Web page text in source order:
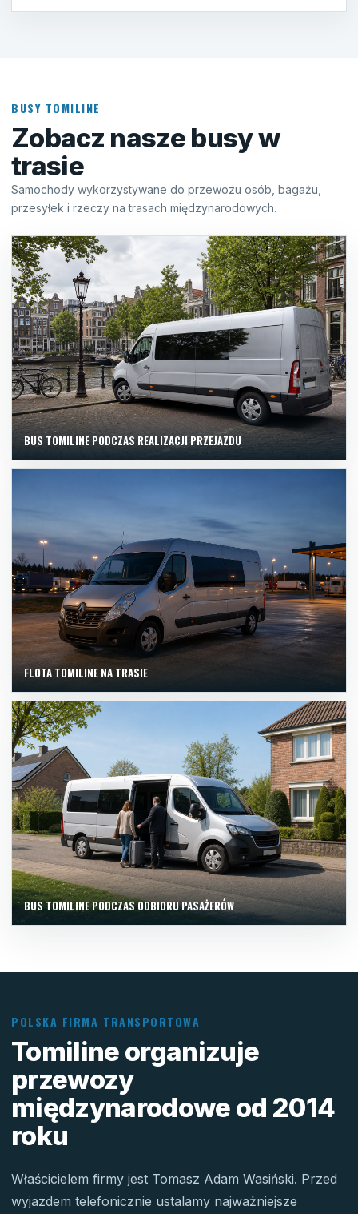
BUSY TOMILINE
Zobacz nasze busy w
trasie
Samochody wykorzystywane do przewozu osób, bagażu,
przesyłek i rzeczy na trasach międzynarodowych.
BUS TOMILINE PODCZAS REALIZACJI PRZEJAZDU
FLOTA TOMILINE NA TRASIE
BUS TOMILINE PODCZAS ODBIORU PASAŻERÓW
POLSKA FIRMA TRANSPORTOWA
Tomiline organizuje
przewozy
międzynarodowe od 2014
roku
Właścicielem firmy jest Tomasz Adam Wasiński. Przed
wyjazdem telefonicznie ustalamy najważniejsze